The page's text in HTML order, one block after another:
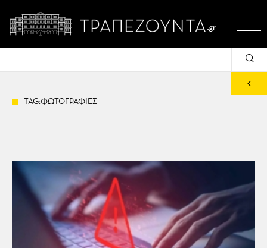
TAG:ΦΩΤΟΓΡΑΦΙΕΣ